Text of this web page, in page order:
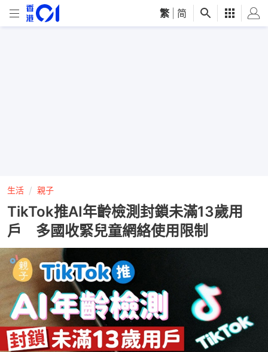
繁 简
生活 親子
TikTok推AI年齡檢測封鎖未滿13歲用
戶 多國收緊兒童網絡使用限制